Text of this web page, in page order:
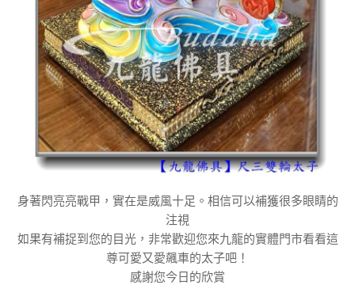
身著閃亮亮戰甲，實在是威風十足。相信可以補獲很多眼睛的
注視
如果有補捉到您的目光，非常歡迎您來九龍的實體門市看看這
尊可愛又愛飆車的太子吧！
感謝您今日的欣賞